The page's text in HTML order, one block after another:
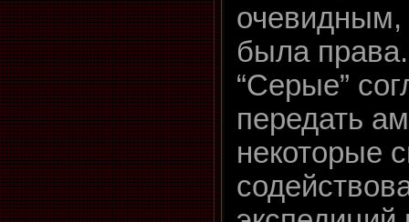
была права.
“Серые”
передать
некоторые